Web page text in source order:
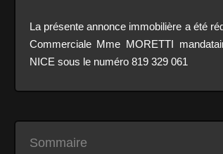
La présente annonce immobilière a été
Commerciale Mme MORETTI
NICE sous le numéro 819 329 061
Sommaire